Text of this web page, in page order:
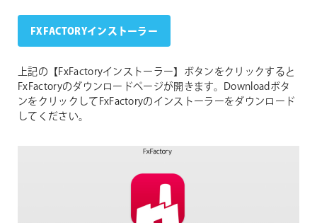
FXFACTORYインストーラー
上記の【FxFactoryインストーラー】ボタンをクリックすると
FxFactoryのダウンロードページが開きます。Downloadボタ
ンをクリックしてFxFactoryのインストーラーをダウンロード
してください。